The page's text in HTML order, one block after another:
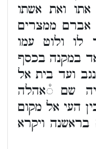
אתו ואת אשתו
אברם ממצרים
לו ולוט עמו
במקנה בכסף
ועד בית אל
שם ֯אהלה
העי אל מקום
ויקרא